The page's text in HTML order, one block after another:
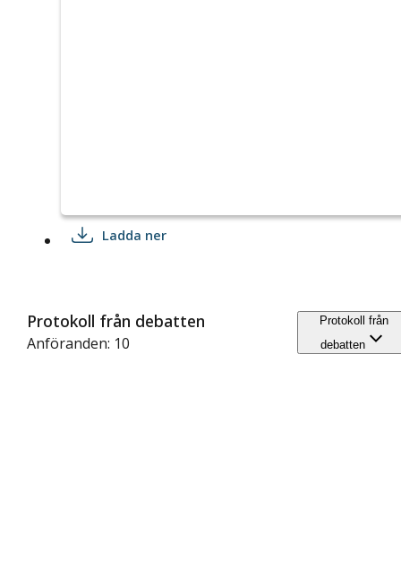
Ladda ner
Protokoll från debatten
Anföranden: 10
Protokoll från
debatten